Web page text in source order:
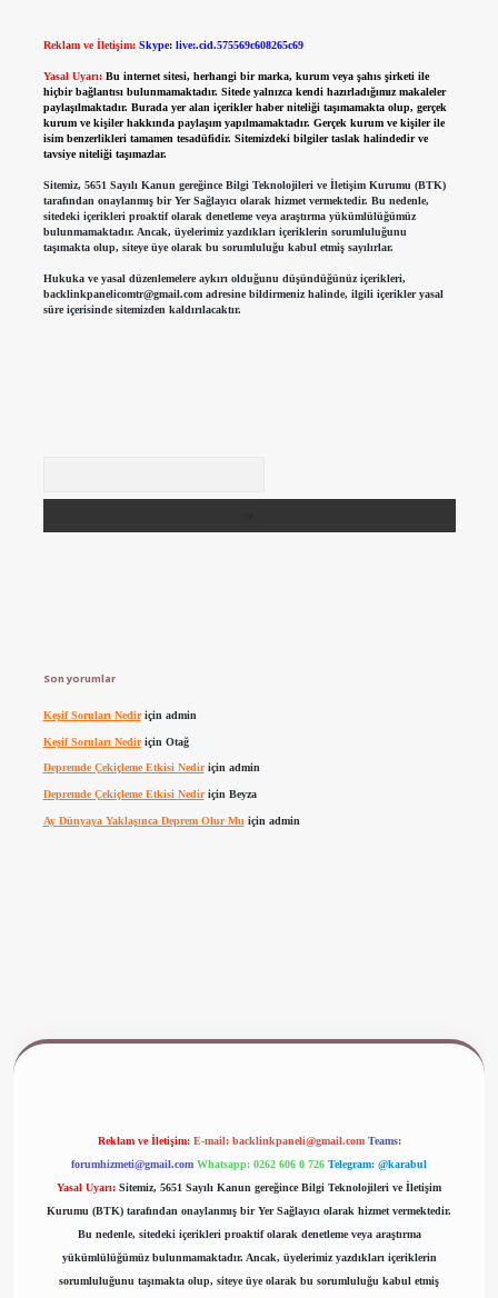
Reklam ve İletişim: Skype: live:.cid.575569c608265c69
Yasal Uyarı: Bu internet sitesi, herhangi bir marka, kurum veya şahıs şirketi ile
hiçbir bağlantısı bulunmamaktadır. Sitede yalnızca kendi hazırladığımız makaleler
paylaşılmaktadır. Burada yer alan içerikler haber niteliği taşımamakta olup, gerçek
kurum ve kişiler hakkında paylaşım yapılmamaktadır. Gerçek kurum ve kişiler ile
isim benzerlikleri tamamen tesadüfidir. Sitemizdeki bilgiler taslak halindedir ve
tavsiye niteliği taşımazlar.
Sitemiz, 5651 Sayılı Kanun gereğince Bilgi Teknolojileri ve İletişim Kurumu (BTK)
tarafından onaylanmış bir Yer Sağlayıcı olarak hizmet vermektedir. Bu nedenle,
sitedeki içerikleri proaktif olarak denetleme veya araştırma yükümlülüğümüz
bulunmamaktadır. Ancak, üyelerimiz yazdıkları içeriklerin sorumluluğunu
taşımakta olup, siteye üye olarak bu sorumluluğu kabul etmiş sayılırlar.
Hukuka ve yasal düzenlemelere aykırı olduğunu düşündüğünüz içerikleri,
backlinkpanelicomtr@gmail.comadresine bildirmeniz halinde, ilgili içerikler yasal
süre içerisinde sitemizden kaldırılacaktır.
Son yorumlar
Keşif Soruları Nediriçin admin
Keşif Soruları Nediriçin Otağ
Depremde Çekiçleme Etkisi Nediriçin admin
Depremde Çekiçleme Etkisi Nediriçin Beyza
Ay Dünyaya Yaklaşınca Deprem Olur Mu için admin
Reklam ve İletişim: E-mail: backlinkpaneli@gmail.com Teams:
forumhizmeti@gmail.com Whatsapp: 0262 606 0 726 Telegram: @karabul
Yasal Uyarı: Sitemiz, 5651 Sayılı Kanun gereğince Bilgi Teknolojileri ve İletişim
Kurumu (BTK) tarafından onaylanmış bir Yer Sağlayıcı olarak hizmet vermektedir.
Bu nedenle, sitedeki içerikleri proaktif olarak denetleme veya araştırma
yükümlülüğümüz bulunmamaktadır. Ancak, üyelerimiz yazdıkları içeriklerin
sorumluluğunu taşımakta olup, siteye üye olarak bu sorumluluğu kabul etmiş